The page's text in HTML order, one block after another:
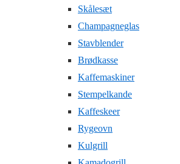
Skålesæt
Champagneglas
Stavblender
Brødkasse
Kaffemaskiner
Stempelkande
Kaffeskeer
Rygeovn
Kulgrill